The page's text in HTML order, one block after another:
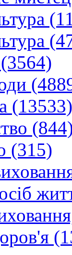
(13533)
(315)